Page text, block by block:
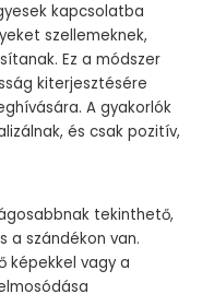
kapcsolatba
szellemeknek,
Ez a módszer
kiterjesztésére
A gyakorlók
és csak pozitív,
tekinthető,
a szándékon van.
képekkel vagy a